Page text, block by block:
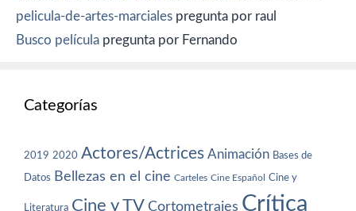
pelicula-de-artes-marciales pregunta por raul
Busco película pregunta por Fernando
Categorías
2019 2020 Actores/Actrices Animación Bases de
Datos Bellezas en el cine Carteles Cine Español Cine y
Literatura Cine y TV Cortometrajes Crítica